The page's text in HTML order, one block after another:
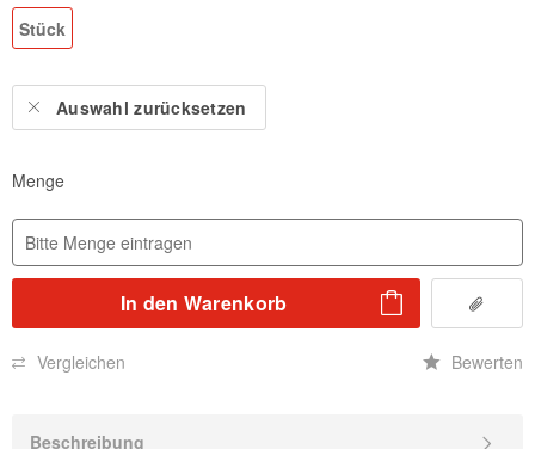
Stück
Auswahl zurücksetzen
Menge
In den Warenkorb
Vergleichen Bewerten
Beschreibung